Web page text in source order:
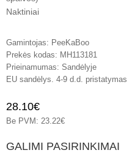
Gamintojas: PeeKaBoo
Prekės kodas: MH113181
Prieinamumas: Sandėlyje
EU sandėlys. 4-9 d.d. pristatymas
28.10€
Be PVM: 23.22€
GALIMI PASIRINKIMAI